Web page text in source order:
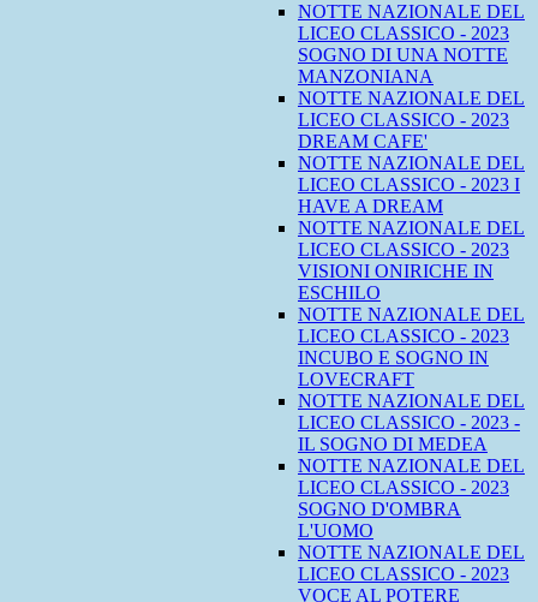
NOTTE NAZIONALE DEL
LICEO CLASSICO - 2023
SOGNO DI UNA NOTTE
MANZONIANA
NOTTE NAZIONALE DEL
LICEO CLASSICO - 2023
DREAM CAFE'
NOTTE NAZIONALE DEL
LICEO CLASSICO - 2023 I
HAVE A DREAM
NOTTE NAZIONALE DEL
LICEO CLASSICO - 2023
VISIONI ONIRICHE IN
ESCHILO
NOTTE NAZIONALE DEL
LICEO CLASSICO - 2023
INCUBO E SOGNO IN
LOVECRAFT
NOTTE NAZIONALE DEL
LICEO CLASSICO - 2023 -
IL SOGNO DI MEDEA
NOTTE NAZIONALE DEL
LICEO CLASSICO - 2023
SOGNO D'OMBRA
L'UOMO
NOTTE NAZIONALE DEL
LICEO CLASSICO - 2023
VOCE AL POTERE